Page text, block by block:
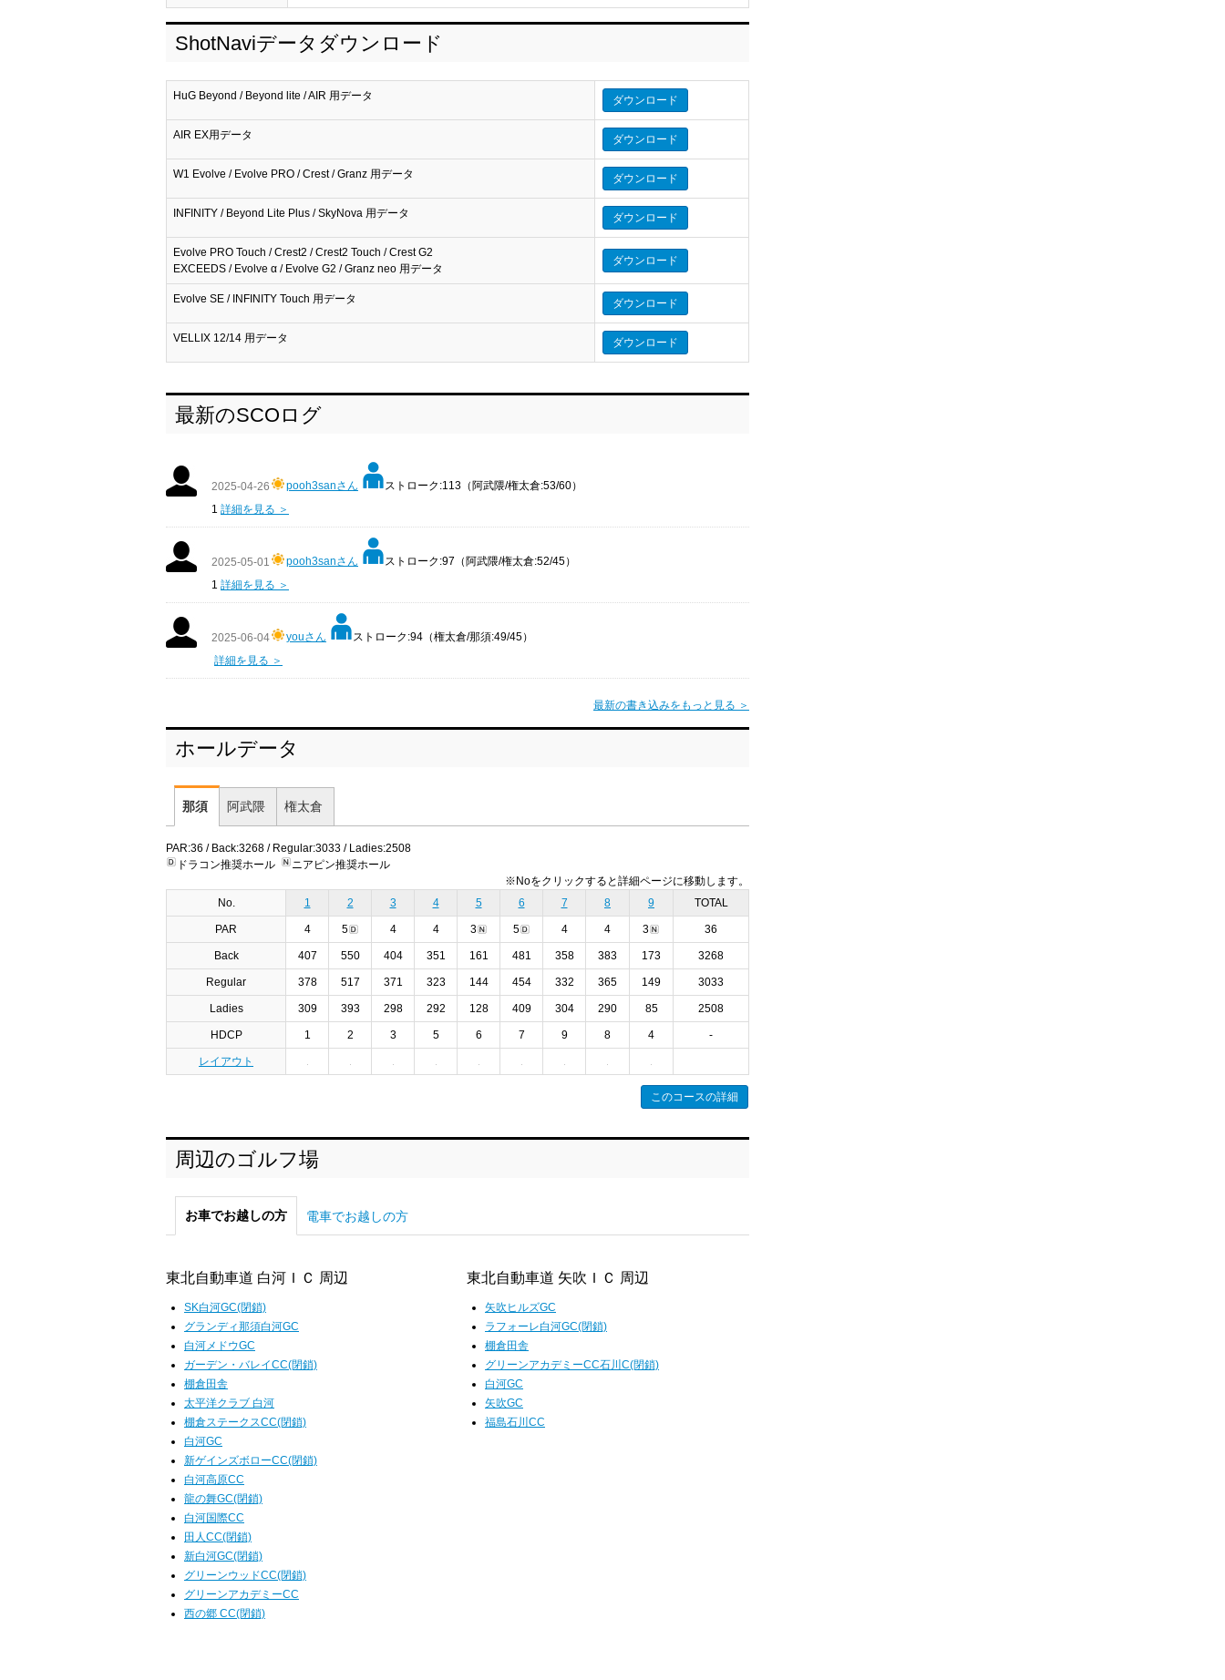
ShotNaviデータダウンロード
HuG Beyond / Beyond lite / AIR 用データ ダウンロード
AIR EX用データ ダウンロード
W1 Evolve / Evolve PRO / Crest / Granz 用データ ダウンロード
INFINITY / Beyond Lite Plus / SkyNova 用データ ダウンロード
Evolve PRO Touch / Crest2 / Crest2 Touch / Crest G2
EXCEEDS / Evolve α / Evolve G2 / Granz neo 用データ
ダウンロード
Evolve SE / INFINITY Touch 用データ ダウンロード
VELLIX 12/14 用データ ダウンロード
最新のSCOログ
2025-04-26 pooh3sanさん
ストローク:113（阿武隈/権太倉:53/60）
1 詳細を見る ＞
2025-05-01 pooh3sanさん
ストローク:97（阿武隈/権太倉:52/45）
1 詳細を見る ＞
2025-06-04 youさん
ストローク:94（権太倉/那須:49/45）
詳細を見る ＞
最新の書き込みをもっと見る ＞
ホールデータ
那須 阿武隈 権太倉
PAR:36 / Back:3268 / Regular:3033 / Ladies:2508
ドラコン推奨ホール
ニアピン推奨ホール
※Noをクリックすると詳細ページに移動します。
No.
1 2 3 4 5 6 7 8 9 TOTAL
PAR 4 5 4 4 3 5 4 4 3 36
Back 407 550 404 351 161 481 358 383 173 3268
Regular 378 517 371 323 144 454 332 365 149 3033
Ladies 309 393 298 292 128 409 304 290 85 2508
HDCP 1 2 3 5 6 7 9 8 4 -
レイアウト
このコースの詳細
周辺のゴルフ場
お車でお越しの方 電車でお越しの方
東北自動車道 白河ＩＣ 周辺
SK白河GC(閉鎖)
グランディ那須白河GC
白河メドウGC
ガーデン・バレイCC(閉鎖)
棚倉田舎
太平洋クラブ 白河
棚倉ステークスCC(閉鎖)
白河GC
新ゲインズボローCC(閉鎖)
白河高原CC
龍の舞GC(閉鎖)
白河国際CC
田人CC(閉鎖)
新白河GC(閉鎖)
グリーンウッドCC(閉鎖)
グリーンアカデミーCC
西の郷 CC(閉鎖)
東北自動車道 矢吹ＩＣ 周辺
矢吹ヒルズGC
ラフォーレ白河GC(閉鎖)
棚倉田舎
グリーンアカデミーCC石川C(閉鎖)
白河GC
矢吹GC
福島石川CC